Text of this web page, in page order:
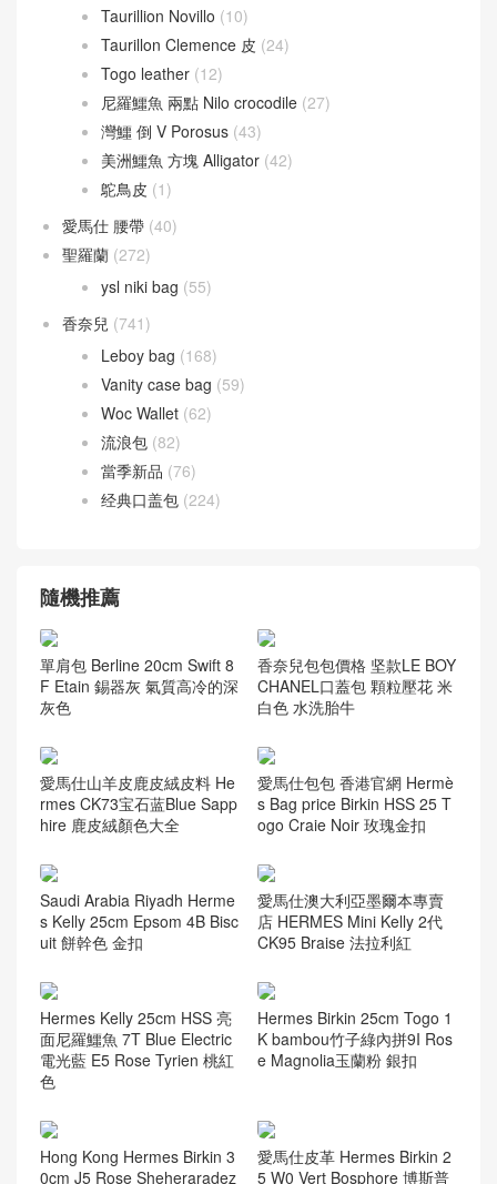
Taurillion Novillo (10)
Taurillon Clemence 皮 (24)
Togo leather (12)
尼羅鱷魚 兩點 Nilo crocodile (27)
灣鱷 倒 V Porosus (43)
美洲鱷魚 方塊 Alligator (42)
鴕鳥皮 (1)
愛馬仕 腰帶 (40)
聖羅蘭 (272)
ysl niki bag (55)
香奈兒 (741)
Leboy bag (168)
Vanity case bag (59)
Woc Wallet (62)
流浪包 (82)
當季新品 (76)
经典口盖包 (224)
隨機推薦
單肩包 Berline 20cm Swift 8
F Etain 錫器灰 氣質高冷的深
灰色
香奈兒包包價格 坚款LE BOY
CHANEL口蓋包 顆粒壓花 米
白色 水洗胎牛
愛馬仕山羊皮鹿皮絨皮料 He
rmes CK73宝石蓝Blue Sapp
hire 鹿皮絨顏色大全
愛馬仕包包 香港官網 Hermè
s Bag price Birkin HSS 25 T
ogo Craie Noir 玫瑰金扣
Saudi Arabia Riyadh Herme
s Kelly 25cm Epsom 4B Bisc
uit 餅幹色 金扣
愛馬仕澳大利亞墨爾本專賣
店 HERMES Mini Kelly 2代
CK95 Braise 法拉利紅
Hermes Kelly 25cm HSS 亮
面尼羅鱷魚 7T Blue Electric
電光藍 E5 Rose Tyrien 桃紅
色
Hermes Birkin 25cm Togo 1
K bambou竹子綠內拼9I Ros
e Magnolia玉蘭粉 銀扣
Hong Kong Hermes Birkin 3
0cm J5 Rose Sheheraradez
愛馬仕皮革 Hermes Birkin 2
5 W0 Vert Bosphore 博斯普